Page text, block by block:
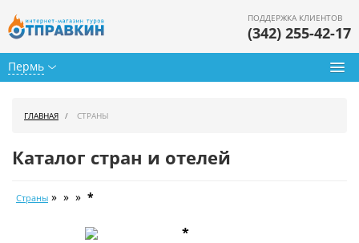
Пермь
ПОДДЕРЖКА КЛИЕНТОВ
(342) 255-42-17
Календарь туров
ГЛАВНАЯ СТРАНЫ
Каталог стран и отелей
Страны » » » *
*